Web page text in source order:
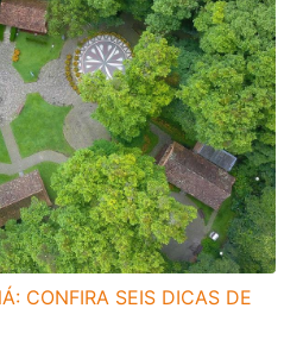
CONFIRA SEIS DICAS DE